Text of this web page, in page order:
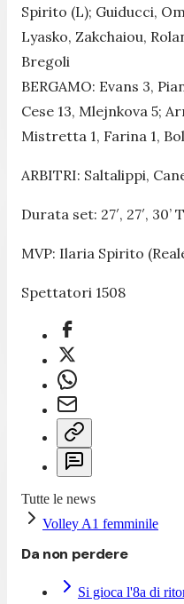
Spirito (L); Guiducci,
Lyasko, Zakchaiou,
Bregoli
BERGAMO: Evans 3,
Cese 13, Mlejnkova 5;
Mistretta 1, Farina 1,
ARBITRI: Saltalippi,
Durata set: 27′, 27′, 30’
MVP: Ilaria Spirito
Spettatori 1508
Tutte le news
Volley A1 femminile
Da non perdere
Si gioca l'8a di